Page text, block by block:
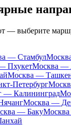
— выберите
— Стамбул
ПхукетМосква —
Москва —
Петербург
— Калининград
Москва —
— Баку